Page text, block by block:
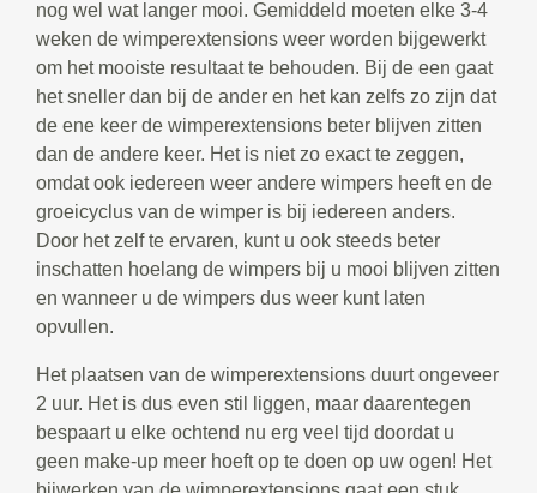
nog wel wat langer mooi. Gemiddeld moeten elke 3-4
weken de wimperextensions weer worden bijgewerkt
om het mooiste resultaat te behouden. Bij de een gaat
het sneller dan bij de ander en het kan zelfs zo zijn dat
de ene keer de wimperextensions beter blijven zitten
dan de andere keer. Het is niet zo exact te zeggen,
omdat ook iedereen weer andere wimpers heeft en de
groeicyclus van de wimper is bij iedereen anders.
Door het zelf te ervaren, kunt u ook steeds beter
inschatten hoelang de wimpers bij u mooi blijven zitten
en wanneer u de wimpers dus weer kunt laten
opvullen.
Het plaatsen van de wimperextensions duurt ongeveer
2 uur. Het is dus even stil liggen, maar daarentegen
bespaart u elke ochtend nu erg veel tijd doordat u
geen make-up meer hoeft op te doen op uw ogen! Het